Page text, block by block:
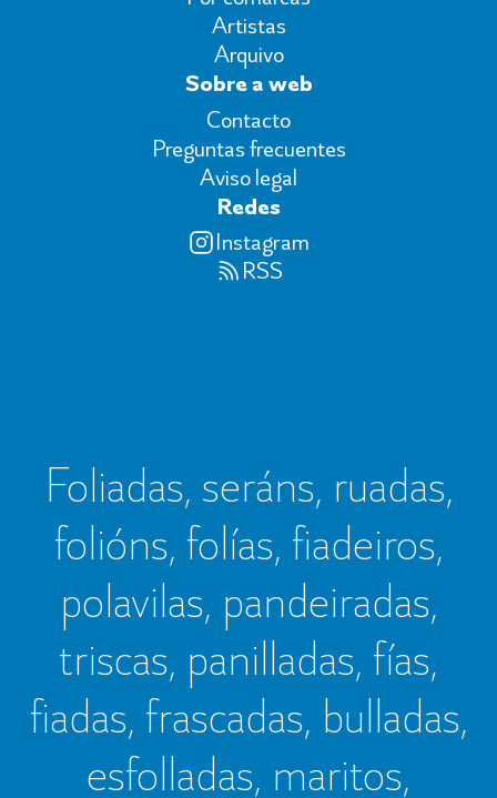
Artistas
Arquivo
Sobre a web
Contacto
Preguntas frecuentes
Aviso legal
Redes
Instagram
RSS
Foliadas, seráns, ruadas,
folións, folías, fiadeiros,
polavilas, pandeiradas,
triscas, panilladas, fías,
fiadas, frascadas, bulladas,
esfolladas, maritos,